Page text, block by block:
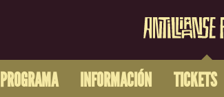
PROGRAMA INFORMACIÓN TICKETS